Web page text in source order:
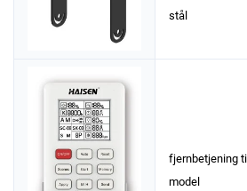
stål
fjernbetjening
model